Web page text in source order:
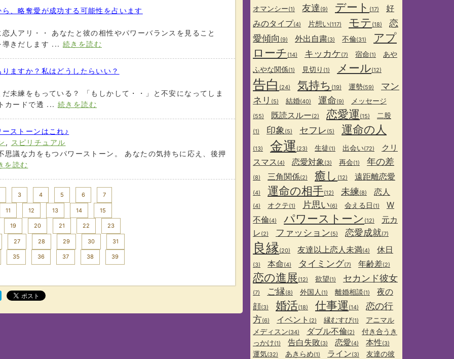
ら、略奪愛が成功する可能性を占います
人アリ・・ あなたと彼の相性やパワーバランスを見ること
導きだします ... 続きを読む
ますか？私はどうしたらいい？
未練をもっている？ 「もしかして・・」と不安になってしま
カードで透 ... 続きを読む
ストーンはこれ♪
, スピリチュアル
思議な力をもつパワーストーン。 あなたの気持ちに応え、後押
を読む
3 4 5 6 7
11 12 13 14 15
19 20 21 22 23
27 28 29 30 31
35 36 37 38 39
オマンシー(1) 友達 (9) デート (17)
好
みのタイプ(4) 片想い(117) モテ (18)
恋
愛傾向 (9) 外出自粛(3) 不倫(31)
アプ
ローチ (14) キッカケ(7) 宿命(1)
あや
ふやな関係(1) 見切り (1) メール(12)
告白 (24) 気持ち (19) 運勢(59)
マン
ネリ (5) 結婚(40) 運命(9) メッセージ
(55) 既読スルー(2) 恋愛運 (15) 二股
(1) 印象 (5) セフレ (5) 運命の人
(13) 金運 (23) 生徒(1) 出会い(72)
クリ
スマス (4) 恋愛対象(3) 再会(1) 年の差
(8) 三角関係(2) 癒し (12) 遠距離恋愛
(4) 運命の相手(12) 未練(8) 恋人
(4) オクテ(1) 片思い(6) 会える日 (1)
W
不倫(4) パワーストーン (12)
元カ
レ (2) ファッション(5) 恋愛成就(7)
良縁(20) 友達以上恋人未満(4) 休日
(3) 本命(4) タイミング(7) 年齢差(2)
恋の進展(12) 欲望(1) セカンド彼女
(7) ご縁(8) 外国人 (1) 離婚相談(1)
夜の
顔(3) 婚活(18) 仕事運 (14)
恋の行
方(6) イベント (2) 縁むすび(1)
アニマル
メディスン(34) ダブル不倫(2)
付き合うき
っかけ(1) 告白失敗(3) 恋愛(4) 本性(3)
運気(32) あきらめ(1) ライン(3)
友達の彼